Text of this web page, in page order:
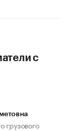
с
грузового